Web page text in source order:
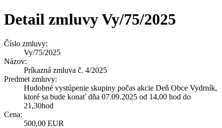
Detail zmluvy Vy/75/2025
Číslo zmluvy:
Vy/75/2025
Názov:
Príkazná zmluva č. 4/2025
Predmet zmluvy:
Hudobné vystúpenie skupiny počas akcie Deň Obce Vydrník,
ktoré sa bude konať dňa 07.09.2025 od 14,00 hod do
21,30hod
Cena:
500,00 EUR